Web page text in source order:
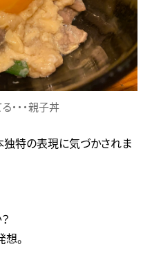
・・・親子丼
特の表現に気づかされま
。